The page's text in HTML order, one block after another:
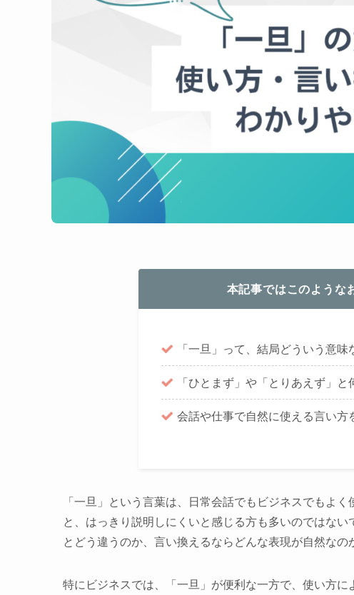
本記事ではこのような
「一旦」って、結局どういう意味
「ひとまず」や「とりあえず」と
会話や仕事で自然に使える言い方
「一旦」という言葉は、日常会話でもビジネスでもよ
と、はっきり説明しにくいと感じる方も多いのではな
とどう違うのか、言い換えるならどんな表現が自然なの
特にビジネスでは、「一旦」が便利な一方で、使い方